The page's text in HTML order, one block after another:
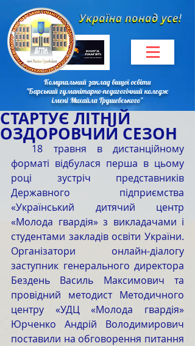
Комунальний заклад вищої освіти
"Барський гуманітарно-педагогічний коледж
імені Михайла Грушевського"
СТАРТУЄ ЛІТНІЙ
ОЗДОРОВЧИЙ СЕЗОН
форматі відбулася перша в цьому
році зустріч представників
Державного підприємства
«Український дитячий центр
«Молода гвардія» з викладачами і
студентами закладів освіти України.
Організатори онлайн-діалогу
заступник генерального директора
Бездень Василь Максимович та
провідний методист Методичного
центру «УДЦ «Молода гвардія»
Юрченко Андрій Володимирович
поставили на обговорення питання